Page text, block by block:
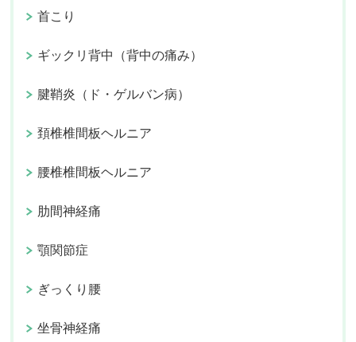
首こり
ギックリ背中（背中の痛み）
腱鞘炎（ド・ゲルバン病）
頚椎椎間板ヘルニア
腰椎椎間板ヘルニア
肋間神経痛
顎関節症
ぎっくり腰
坐骨神経痛